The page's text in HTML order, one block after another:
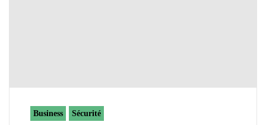
Business Sécurité